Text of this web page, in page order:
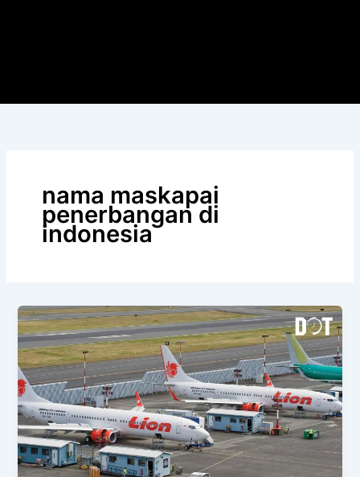
nama maskapai
penerbangan di
indonesia